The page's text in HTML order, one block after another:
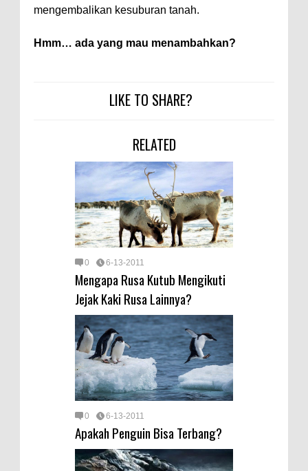
mengembalikan kesuburan tanah.
Hmm… ada yang mau menambahkan?
LIKE TO SHARE?
RELATED
0 6-13-2011
Mengapa Rusa Kutub Mengikuti
Jejak Kaki Rusa Lainnya?
0 6-13-2011
Apakah Penguin Bisa Terbang?